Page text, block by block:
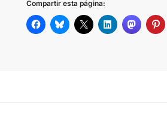
Compartir esta página: